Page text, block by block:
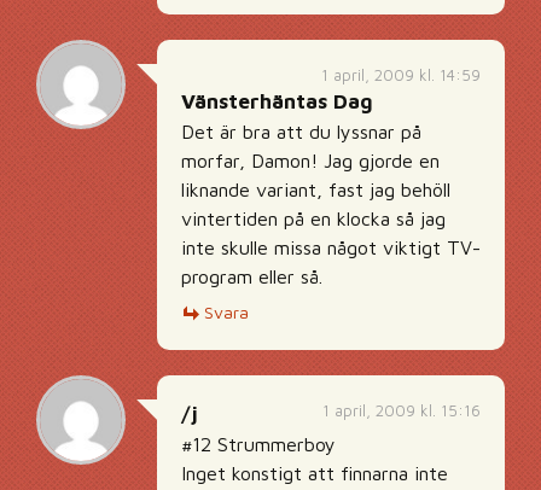
1 april, 2009 kl. 14:59
Vänsterhäntas Dag
Det är bra att du lyssnar på
morfar, Damon! Jag gjorde en
liknande variant, fast jag behöll
vintertiden på en klocka så jag
inte skulle missa något viktigt TV-
program eller så.
Svara
1 april, 2009 kl. 15:16
/j
#12 Strummerboy
Inget konstigt att finnarna inte